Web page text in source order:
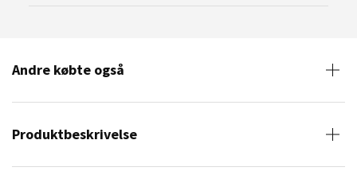
Andre købte også
Produktbeskrivelse